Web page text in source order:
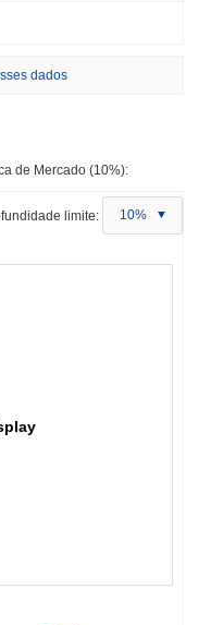
dados
de Mercado (10%):
limite: 10%